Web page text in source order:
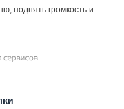
поднять громкость и